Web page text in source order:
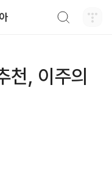
천, 이주의